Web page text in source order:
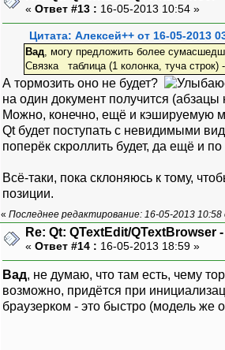
« Ответ #13 : 16-05-2013 10:54 »
Цитата: Алексей++ от 16-05-2013
Вад, могу предложить более
Связка таблица (1 колонка, туча
А тормозить оно не будет?
на один документ получится (абзацы
Можно, конечно, ещё и кэшируемую
Qt будет поступать с невидимыми
поперёк скроллить будет, да ещё и
Всё-таки, пока склоняюсь к тому,
позиции.
« Последнее редактирование: 16-05-2013
Re: Qt: QTextEdit/QTextBrowser
« Ответ #14 : 16-05-2013 18:59 »
Вад, не думаю, что там есть, чему
возможно, придётся при
браузерком - это быстро (модель же